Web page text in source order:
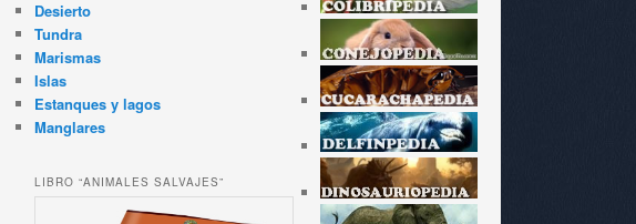
Desierto
Tundra
Marismas
Islas
Estanques y lagos
Manglares
LIBRO “ANIMALES SALVAJES”